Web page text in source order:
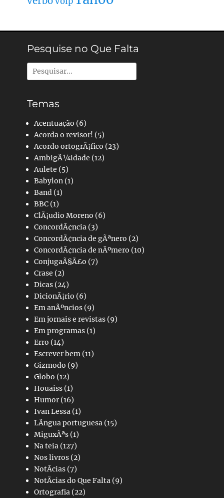
Pesquise no Que Falta
Pesquisar
por:
Temas
Acentuação (6)
Acorda o revisor! (5)
Acordo ortogrÃ¡fico (23)
AmbigÃ¼idade (12)
Aulete (5)
Babylon (1)
Band (1)
BBC (1)
ClÃ¡udio Moreno (6)
ConcordÃ¢ncia (3)
ConcordÃ¢ncia de gÃªnero (2)
ConcordÃ¢ncia de nÃºmero (10)
ConjugaÃ§Ã£o (7)
Crase (2)
Dicas (24)
DicionÃ¡rio (6)
Em anÃºncios (9)
Em jornais e revistas (9)
Em programas (1)
Erro (14)
Escrever bem (11)
Gizmodo (9)
Globo (12)
Houaiss (1)
Humor(16)
Ivan Lessa (1)
LÃ­ngua portuguesa (15)
MiguxÃªs (1)
Na teia (127)
Nos livros (2)
NotÃ­cias (7)
NotÃ­cias do Que Falta (9)
Ortografia (22)